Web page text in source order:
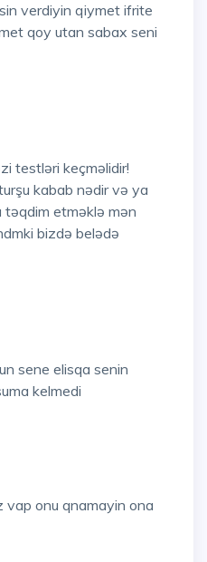
verdiyin qiymet ifrite
qoy utan sabax seni
testləri keçməlidir!
kabab nədir və ya
təqdim etməklə mən
bizdə belədə
sene elisqa senin
kelmedi
vap onu qnamayin ona